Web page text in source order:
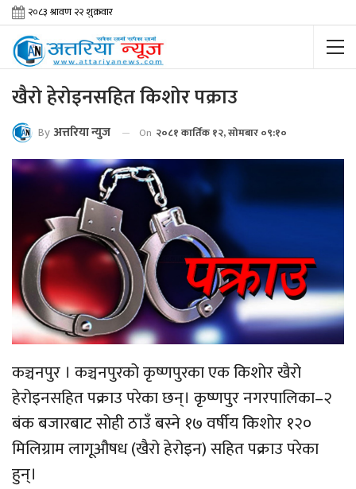
खैरो हेरोइनसहित किशोर पक्राउ
By अत्तरिया न्युज On २०८१ कार्तिक १२, सोमबार ०९:१०
कञ्चनपुर । कञ्चनपुरको कृष्णपुरका एक किशोर खैरो
हेरोइनसहित पक्राउ परेका छन्। कृष्णपुर नगरपालिका–२
बंक बजारबाट सोही ठाउँ बस्ने १७ वर्षीय किशोर १२०
मिलिग्राम लागूऔषध (खैरो हेरोइन) सहित पक्राउ परेका
हुन्।